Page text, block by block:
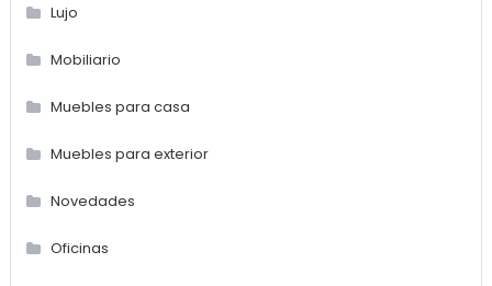
Lujo
Mobiliario
Muebles para casa
Muebles para exterior
Novedades
Oficinas